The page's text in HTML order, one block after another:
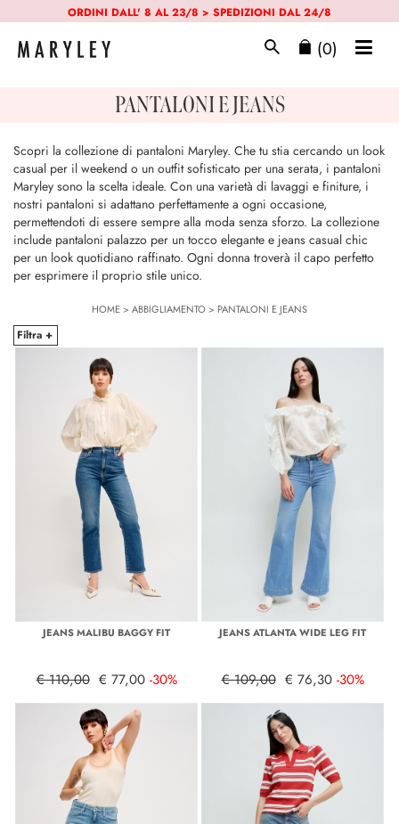
ORDINI DALL' 8 AL 23/8 > SPEDIZIONI DAL 24/8
(0)
PANTALONI E JEANS
Scopri la collezione di pantaloni Maryley. Che tu stia cercando un look
casual per il weekend o un outfit sofisticato per una serata, i pantaloni
Maryley sono la scelta ideale. Con una varietà di lavaggi e finiture, i
nostri pantaloni si adattano perfettamente a ogni occasione,
permettendoti di essere sempre alla moda senza sforzo. La collezione
include pantaloni palazzo per un tocco elegante e jeans casual chic
per un look quotidiano raffinato. Ogni donna troverà il capo perfetto
per esprimere il proprio stile unico.
HOME>ABBIGLIAMENTO> PANTALONI E JEANS
Filtra +
JEANS MALIBU BAGGY FIT
€ 110,00 € 77,00 -30%
JEANS ATLANTA WIDE LEG FIT
€ 109,00 € 76,30 -30%